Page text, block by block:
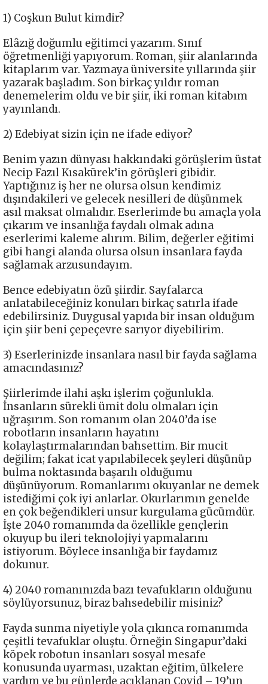
1) Coşkun Bulut kimdir?
Elâzığ doğumlu eğitimci yazarım. Sınıf
öğretmenliği yapıyorum. Roman, şiir alanlarında
kitaplarım var. Yazmaya üniversite yıllarında şiir
yazarak başladım. Son birkaç yıldır roman
denemelerim oldu ve bir şiir, iki roman kitabım
yayınlandı.
2) Edebiyat sizin için ne ifade ediyor?
Benim yazın dünyası hakkındaki görüşlerim üstat
Necip Fazıl Kısakürek’in görüşleri gibidir.
Yaptığınız iş her ne olursa olsun kendimiz
dışındakileri ve gelecek nesilleri de düşünmek
asıl maksat olmalıdır. Eserlerimde bu amaçla yola
çıkarım ve insanlığa faydalı olmak adına
eserlerimi kaleme alırım. Bilim, değerler eğitimi
gibi hangi alanda olursa olsun insanlara fayda
sağlamak arzusundayım.
Bence edebiyatın özü şiirdir. Sayfalarca
anlatabileceğiniz konuları birkaç satırla ifade
edebilirsiniz. Duygusal yapıda bir insan olduğum
için şiir beni çepeçevre sarıyor diyebilirim.
3) Eserlerinizde insanlara nasıl bir fayda sağlama
amacındasınız?
Şiirlerimde ilahi aşkı işlerim çoğunlukla.
İnsanların sürekli ümit dolu olmaları için
uğraşırım. Son romanım olan 2040’da ise
robotların insanların hayatını
kolaylaştırmalarından bahsettim. Bir mucit
değilim; fakat icat yapılabilecek şeyleri düşünüp
bulma noktasında başarılı olduğumu
düşünüyorum. Romanlarımı okuyanlar ne demek
istediğimi çok iyi anlarlar. Okurlarımın genelde
en çok beğendikleri unsur kurgulama gücümdür.
İşte 2040 romanımda da özellikle gençlerin
okuyup bu ileri teknolojiyi yapmalarını
istiyorum. Böylece insanlığa bir faydamız
dokunur.
4) 2040 romanınızda bazı tevafukların olduğunu
söylüyorsunuz, biraz bahsedebilir misiniz?
Fayda sunma niyetiyle yola çıkınca romanımda
çeşitli tevafuklar oluştu. Örneğin Singapur’daki
köpek robotun insanları sosyal mesafe
konusunda uyarması, uzaktan eğitim, ülkelere
yardım ve bu günlerde açıklanan Covid – 19’un